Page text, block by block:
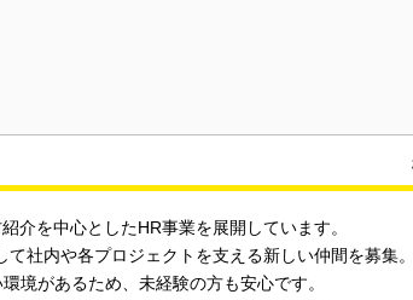
介を中心としたHR事業を展開しています。
社内や各プロジェクトを支える新しい仲間を募集。
境があるため、未経験の方も安心です。